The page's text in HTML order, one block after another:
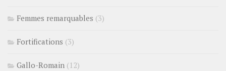
Femmes remarquables (3)
Fortifications (3)
Gallo-Romain (12)